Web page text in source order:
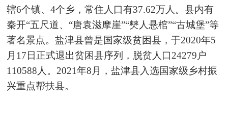
辖6个镇、4个乡，常住人口有37.62万人。县内有
秦开“五尺道、“唐袁滋摩崖”“僰人悬棺”“古城堡”等
著名景点。盐津县曾是国家级贫困县，于2020年5
月17日正式退出贫困县序列，脱贫人口24279户
110588人。2021年8月，盐津县入选国家级乡村振
兴重点帮扶县。